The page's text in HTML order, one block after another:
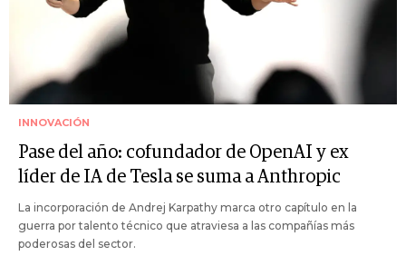
INNOVACIÓN
Pase del año: cofundador de OpenAI y ex
líder de IA de Tesla se suma a Anthropic
La incorporación de Andrej Karpathy marca otro capítulo en la
guerra por talento técnico que atraviesa a las compañías más
poderosas del sector.